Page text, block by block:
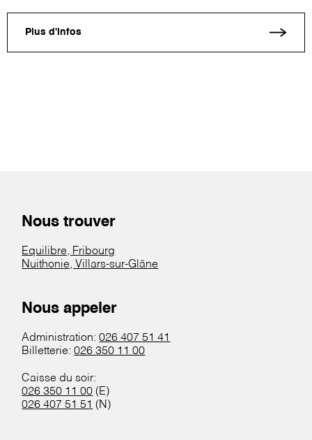
Plus d'infos
Nous trouver
Equilibre, Fribourg
Nuithonie, Villars-sur-Glâne
Nous appeler
Administration:026 407 51 41
Billetterie:026 350 11 00
Caisse du soir:
026 350 11 00 (E)
026 407 51 51 (N)